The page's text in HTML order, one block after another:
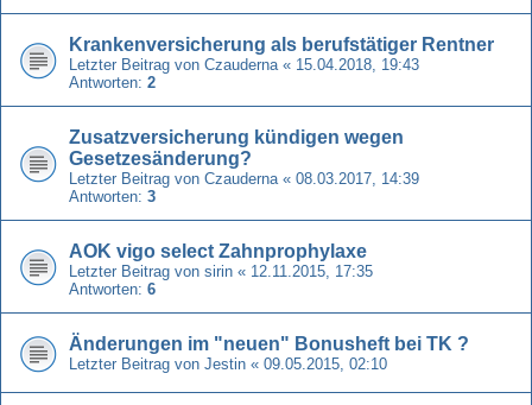
Krankenversicherung als berufstätiger Rentner
Letzter Beitrag von Czauderna « 15.04.2018, 19:43
Antworten: 2
Zusatzversicherung kündigen wegen
Gesetzesänderung?
Letzter Beitrag von Czauderna « 08.03.2017, 14:39
Antworten: 3
AOK vigo select Zahnprophylaxe
Letzter Beitrag von sirin « 12.11.2015, 17:35
Antworten: 6
Änderungen im "neuen" Bonusheft bei TK ?
Letzter Beitrag von Jestin « 09.05.2015, 02:10